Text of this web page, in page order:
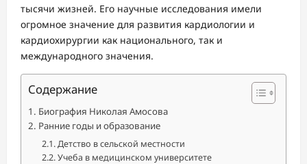
тысячи жизней. Его научные исследования имели
огромное значение для развития кардиологии и
кардиохирургии как национального, так и
международного значения.
Содержание
Биография Николая Амосова
Ранние годы и образование
Детство в сельской местности
Учеба в медицинском университете